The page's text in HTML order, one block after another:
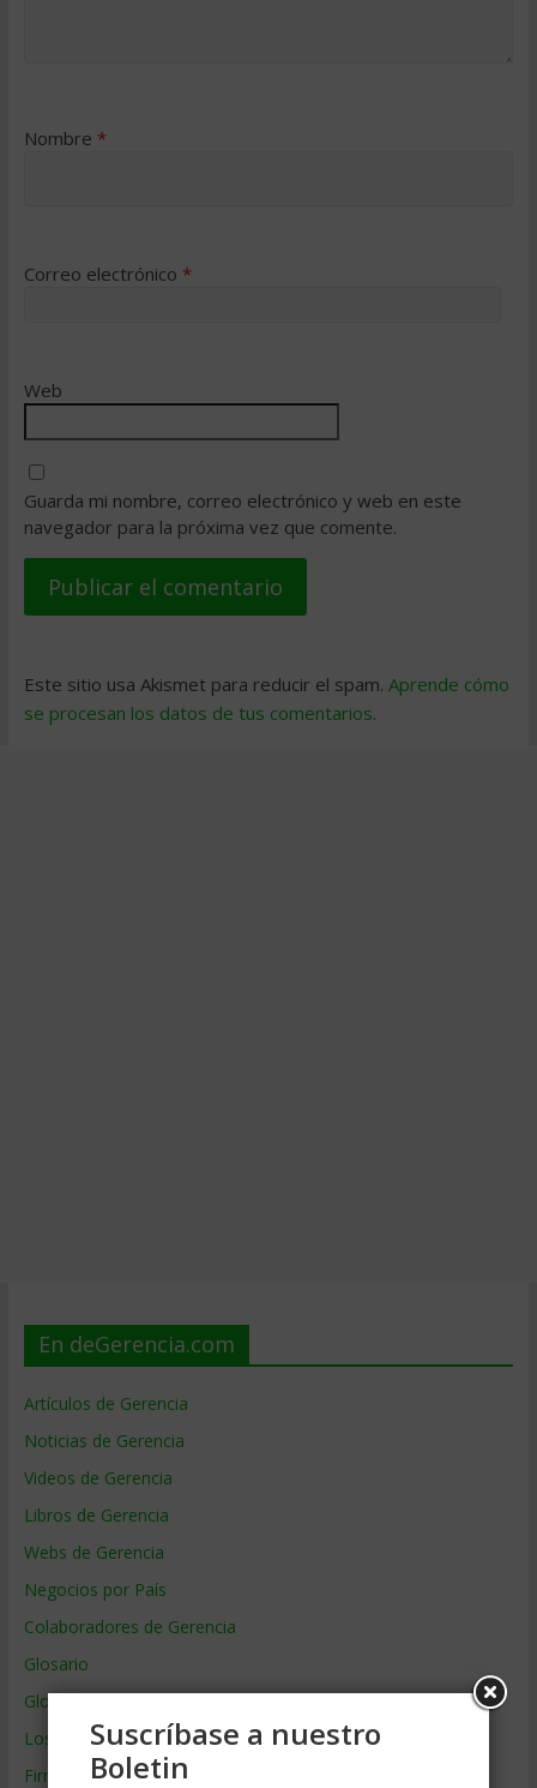
Nombre *
Correo electrónico *
Web
Guarda mi nombre, correo electrónico y web en este
navegador para la próxima vez que comente.
Este sitio usa Akismet para reducir el spam. Aprende cómo
se procesan los datos de tus comentarios.
En deGerencia.com
Artículos de Gerencia
Noticias de Gerencia
Videos de Gerencia
Libros de Gerencia
Webs de Gerencia
Negocios por País
Colaboradores de Gerencia
Glosario
Glosario Inglés – Español
Los mejores MBA
Firmas de Gerencia
Suscríbase a nuestro
Boletin